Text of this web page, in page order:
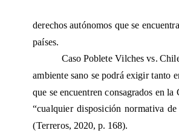
países.
“c
(Terreros, 2020, p. 168).